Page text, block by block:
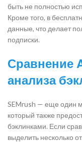
быть не полностью
Кроме того, в
данные, что делает
подписки.
Сравнение
анализа
SEMrush — еще один
который также
бэклинками. Если
выделить несколько